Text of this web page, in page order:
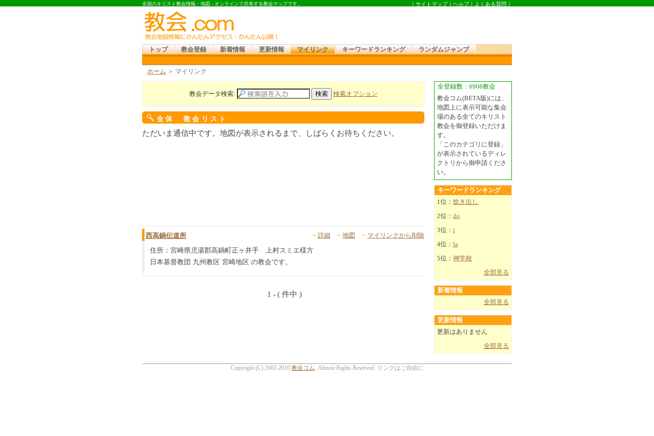
全国のキリスト教会情報・地図 - オンラインで共有する教会マップです。 ｜ サイトマップ｜ ヘルプ｜ よくある質問 ｜
トップ 教会登録 新着情報 更新情報 マイリンク キーワードランキング ランダムジャンプ
ホーム ＞ マイリンク
教会データ検索: 検索オプション
全体 教会リスト
ただいま通信中です。地図が表示されるまで、しばらくお待ちください。
西高鍋伝道所 詳細 地図 マイリンクから削除
住所：宮崎県児湯郡高鍋町正ヶ井手 上村スミエ様方
日本基督教団 九州教区 宮崎地区 の教会です。
1 - ( 件中 )
全登録数：6908教会
教会コム(BETA版)には、
地図上に表示可能な集会
場のある全てのキリスト
教会を御登録いただけま
す。
「このカテゴリに登録」
が表示されているディレ
クトリから御申請くださ
い。
キーワードランキング
1位： 炊き出し
2位： do
3位： i
4位： la
5位： 神学校
全部見る
新着情報
全部見る
更新情報
更新はありません
全部見る
Copyright (C) 2002-2010 教会コム . Almost Rights Reserved. リンクはご自由に